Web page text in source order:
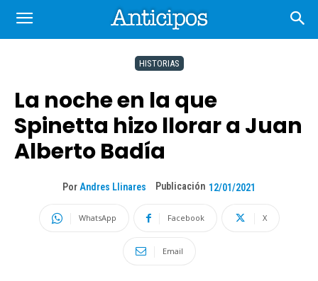
HISTORIAS
La noche en la que
Spinetta hizo llorar a Juan
Alberto Badía
Por Andres Llinares Publicación 12/01/2021
WhatsApp Facebook X
Email